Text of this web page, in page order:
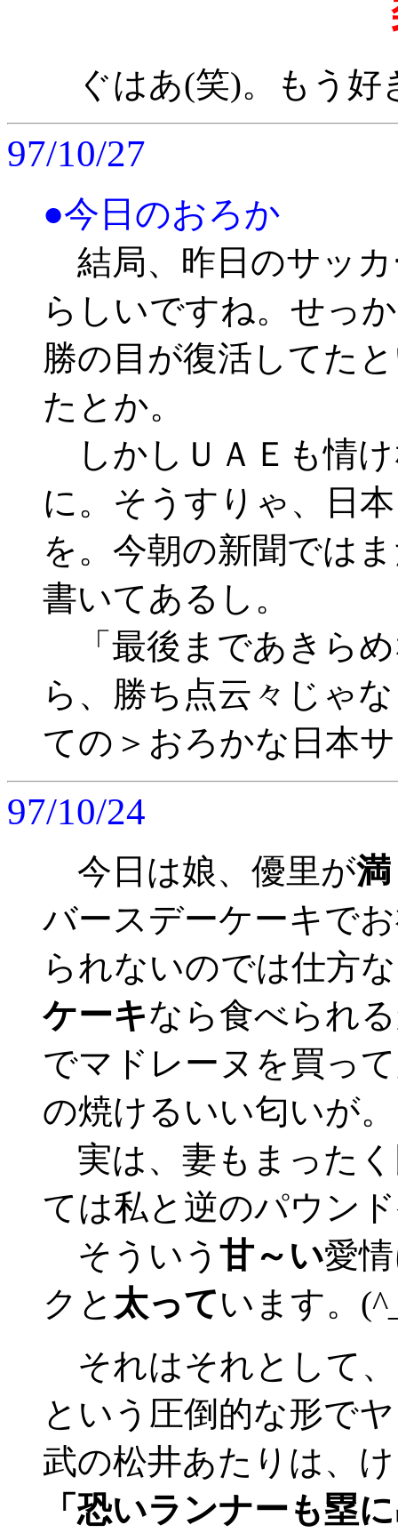
ぐはあ(笑)。もう好
97/10/27
●今日のおろか
結局、昨日のサッ
らしいですね。せっ
勝の目が復活してた
たとか。
しかしＵＡＥも情
に。そうすりゃ、日
を。今朝の新聞では
書いてあるし。
「最後まであきら
ら、勝ち点云々じゃ
ての＞おろかな日本
97/10/24
今日は娘、優里が
バースデーケーキで
られないのでは仕方
ケーキなら食べられ
でマドレーヌを買っ
の焼けるいい匂いが。
実は、妻もまった
ては私と逆のパウン
そういう 甘～い愛
クと 太っています。
それはそれとして
という圧倒的な形で
武の松井あたりは、
「恐いランナーも塁